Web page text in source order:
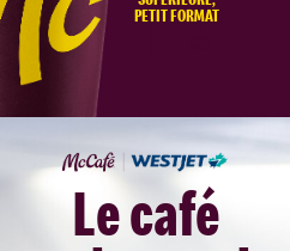
PETIT FORMAT
Le café